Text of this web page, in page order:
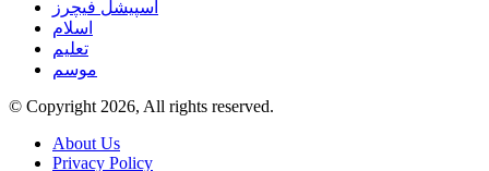
اسپیشل فیچرز
اسلام
تعلیم
موسم
© Copyright 2026, All rights reserved.
About Us
Privacy Policy